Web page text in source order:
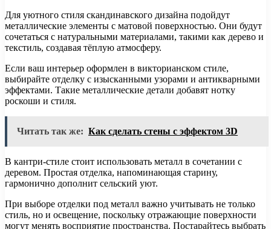
Для уютного стиля скандинавского дизайна подойдут
металлические элементы с матовой поверхностью. Они будут
сочетаться с натуральными материалами, такими как дерево и
текстиль, создавая тёплую атмосферу.
Если ваш интерьер оформлен в викторианском стиле,
выбирайте отделку с изысканными узорами и антикварными
эффектами. Такие металлические детали добавят нотку
роскоши и стиля.
Читать так же: Как сделать стены с эффектом 3D
В кантри-стиле стоит использовать металл в сочетании с
деревом. Простая отделка, напоминающая старину,
гармонично дополнит сельский уют.
При выборе отделки под металл важно учитывать не только
стиль, но и освещение, поскольку отражающие поверхности
могут менять восприятие пространства. Постарайтесь выбрать